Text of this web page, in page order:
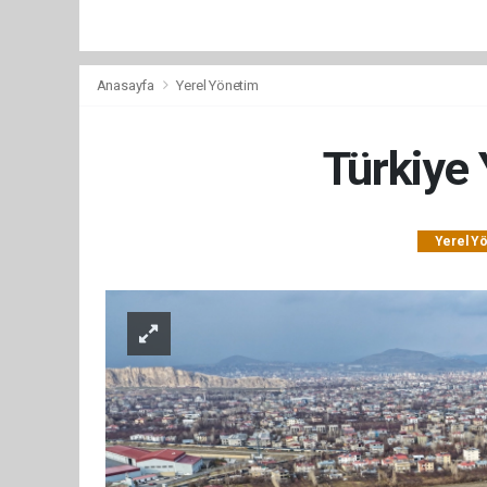
Anasayfa Yerel Yönetim
Türkiye
Yerel